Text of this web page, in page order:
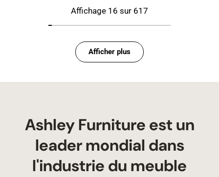
Affichage 16 sur 617
Afficher plus
Ashley Furniture est un
leader mondial dans
l'industrie du meuble